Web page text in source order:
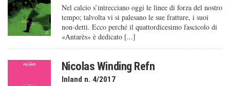
Nel calcio s’intrecciano oggi le linee di forza del nostro
tempo; talvolta vi si palesano le sue fratture, i suoi
non-detti. Ecco perché il quattordicesimo fascicolo di
«Antarès» è dedicato [...]
Nicolas Winding Refn
Inland n. 4/2017